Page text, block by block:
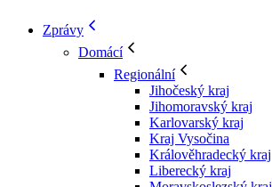
Zprávy
Domácí
Regionální
Jihočeský kraj
Jihomoravský kraj
Karlovarský kraj
Kraj Vysočina
Králověhradecký kraj
Liberecký kraj